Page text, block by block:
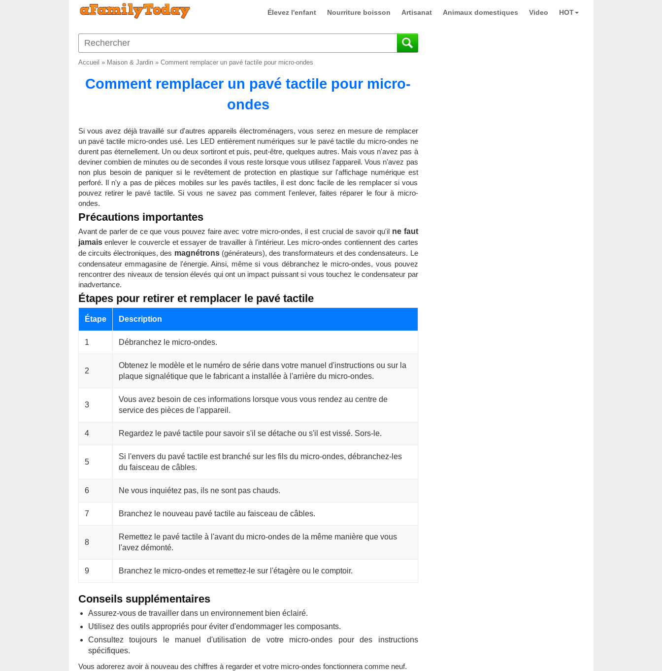
Élevez l'enfant Nourriture boisson Artisanat Animaux domestiques Video HOT
Accueil » Maison & Jardin» Comment remplacer un pavé tactile pour micro-ondes
Comment remplacer un pavé tactile pour micro-
ondes
Si vous avez déjà travaillé sur d'autres appareils électroménagers, vous serez en mesure de remplacer
un pavé tactile micro-ondes usé. Les LED entièrement numériques sur le pavé tactile du micro-ondes ne
durent pas éternellement. Un ou deux sortiront et puis, peut-être, quelques autres. Mais vous n'avez pas à
deviner combien de minutes ou de secondes il vous reste lorsque vous utilisez l'appareil. Vous n'avez pas
non plus besoin de paniquer si le revêtement de protection en plastique sur l'affichage numérique est
perforé. Il n'y a pas de pièces mobiles sur les pavés tactiles, il est donc facile de les remplacer si vous
pouvez retirer le pavé tactile. Si vous ne savez pas comment l'enlever, faites réparer le four à micro-
ondes.
Précautions importantes
Avant de parler de ce que vous pouvez faire avec votre micro-ondes, il est crucial de savoir qu'il ne faut
jamaisenlever le couvercle et essayer de travailler à l'intérieur. Les micro-ondes contiennent des cartes
de circuits électroniques, des magnétrons(générateurs), des transformateurs et des condensateurs. Le
condensateur emmagasine de l'énergie. Ainsi, même si vous débranchez le micro-ondes, vous pouvez
rencontrer des niveaux de tension élevés qui ont un impact puissant si vous touchez le condensateur par
inadvertance.
Étapes pour retirer et remplacer le pavé tactile
Étape Description
1 Débranchez le micro-ondes.
2
Obtenez le modèle et le numéro de série dans votre manuel d'instructions ou sur la
plaque signalétique que le fabricant a installée à l'arrière du micro-ondes.
3
Vous avez besoin de ces informations lorsque vous vous rendez au centre de
service des pièces de l'appareil.
4 Regardez le pavé tactile pour savoir s'il se détache ou s'il est vissé. Sors-le.
5
Si l'envers du pavé tactile est branché sur les fils du micro-ondes, débranchez-les
du faisceau de câbles.
6 Ne vous inquiétez pas, ils ne sont pas chauds.
7 Branchez le nouveau pavé tactile au faisceau de câbles.
8
Remettez le pavé tactile à l'avant du micro-ondes de la même manière que vous
l'avez démonté.
9 Branchez le micro-ondes et remettez-le sur l'étagère ou le comptoir.
Conseils supplémentaires
Assurez-vous de travailler dans un environnement bien éclairé.
Utilisez des outils appropriés pour éviter d'endommager les composants.
Consultez toujours le manuel d'utilisation de votre micro-ondes pour des instructions
spécifiques.
Vous adorerez avoir à nouveau des chiffres à regarder et votre micro-ondes fonctionnera comme neuf.